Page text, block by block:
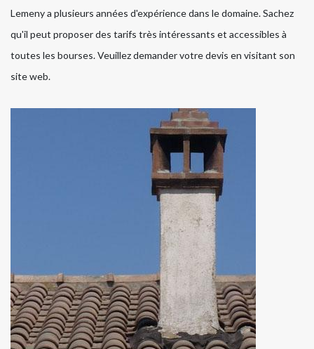
Lemeny a plusieurs années d'expérience dans le domaine. Sachez
qu'il peut proposer des tarifs très intéressants et accessibles à
toutes les bourses. Veuillez demander votre devis en visitant son
site web.